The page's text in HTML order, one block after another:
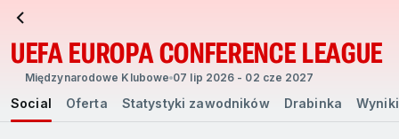
UEFA EUROPA CONFERENCE LEAGUE
Międzynarodowe Klubowe 07 lip 2026 - 02 cze 2027
Social Oferta Statystyki zawodników Drabinka Wyniki